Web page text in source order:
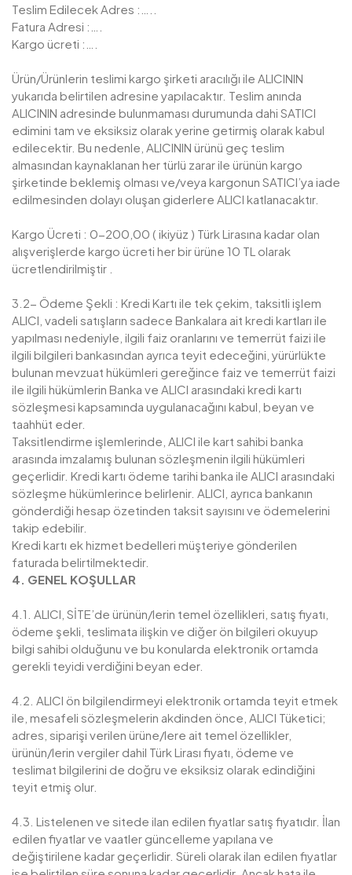
Teslim Edilecek Adres :…..
Fatura Adresi :….
Kargo ücreti :….
Ürün/Ürünlerin teslimi kargo şirketi aracılığı ile ALICININ
yukarıda belirtilen adresine yapılacaktır. Teslim anında
ALICININ adresinde bulunmaması durumunda dahi SATICI
edimini tam ve eksiksiz olarak yerine getirmiş olarak kabul
edilecektir. Bu nedenle, ALICININ ürünü geç teslim
almasından kaynaklanan her türlü zarar ile ürünün kargo
şirketinde beklemiş olması ve/veya kargonun SATICI’ya iade
edilmesinden dolayı oluşan giderlere ALICI katlanacaktır.
Kargo Ücreti : 0-200,00 ( ikiyüz ) Türk Lirasına kadar olan
alışverişlerde kargo ücreti her bir ürüne 10 TL olarak
ücretlendirilmiştir .
3.2- Ödeme Şekli : Kredi Kartı ile tek çekim, taksitli işlem
ALICI, vadeli satışların sadece Bankalara ait kredi kartları ile
yapılması nedeniyle, ilgili faiz oranlarını ve temerrüt faizi ile
ilgili bilgileri bankasından ayrıca teyit edeceğini, yürürlükte
bulunan mevzuat hükümleri gereğince faiz ve temerrüt faizi
ile ilgili hükümlerin Banka ve ALICI arasındaki kredi kartı
sözleşmesi kapsamında uygulanacağını kabul, beyan ve
taahhüt eder.
Taksitlendirme işlemlerinde, ALICI ile kart sahibi banka
arasında imzalamış bulunan sözleşmenin ilgili hükümleri
geçerlidir. Kredi kartı ödeme tarihi banka ile ALICI arasındaki
sözleşme hükümlerince belirlenir. ALICI, ayrıca bankanın
gönderdiği hesap özetinden taksit sayısını ve ödemelerini
takip edebilir.
Kredi kartı ek hizmet bedelleri müşteriye gönderilen
faturada belirtilmektedir.
4. GENEL KOŞULLAR
4.1. ALICI, SİTE’de ürünün/lerin temel özellikleri, satış fiyatı,
ödeme şekli, teslimata ilişkin ve diğer ön bilgileri okuyup
bilgi sahibi olduğunu ve bu konularda elektronik ortamda
gerekli teyidi verdiğini beyan eder.
4.2. ALICI ön bilgilendirmeyi elektronik ortamda teyit etmek
ile, mesafeli sözleşmelerin akdinden önce, ALICI Tüketici;
adres, siparişi verilen ürüne/lere ait temel özellikler,
ürünün/lerin vergiler dahil Türk Lirası fiyatı, ödeme ve
teslimat bilgilerini de doğru ve eksiksiz olarak edindiğini
teyit etmiş olur.
4.3. Listelenen ve sitede ilan edilen fiyatlar satış fiyatıdır. İlan
edilen fiyatlar ve vaatler güncelleme yapılana ve
değiştirilene kadar geçerlidir. Süreli olarak ilan edilen fiyatlar